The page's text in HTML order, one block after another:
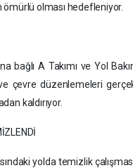
ömürlü olması hedefleniyor.
bağlı A Takımı ve Yol
çevre düzenlemeleri
kaldırıyor.
yolda temizlik